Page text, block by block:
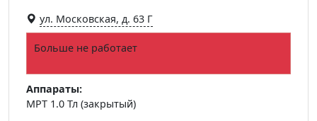
ул. Московская, д. 63 Г
Больше не работает
Аппараты:
МРТ 1.0 Тл (закрытый)